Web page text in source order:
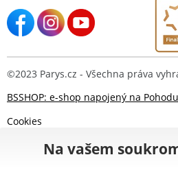
©2023 Parys.cz - Všechna práva
BSSHOP: e-shop napojený na Pohodu
Cookies
Na vašem